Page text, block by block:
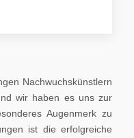
Nachwuchskünstlern
wir haben es uns zur
Augenmerk zu
ist die erfolgreiche